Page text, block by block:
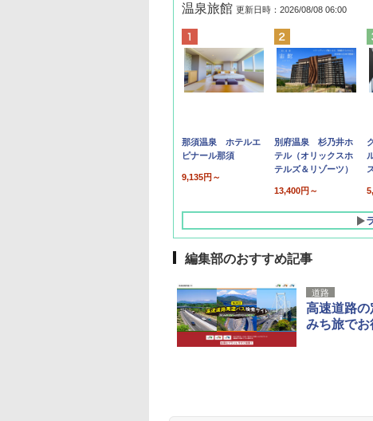
温泉旅館 更新日時：2026/08/08 06:00
那須温泉 ホテルエ
ピナール那須
9,135円～
別府温泉 杉乃井ホ
テル（オリックスホ
テルズ＆リゾーツ）
13,400円～
編集部のおすすめ記事
道路
高速道路
みち旅でお